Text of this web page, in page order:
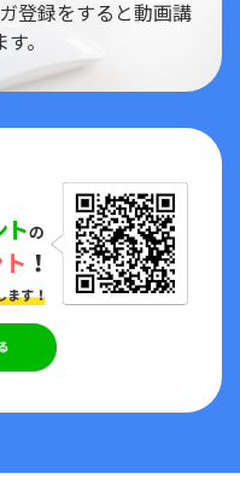
登録をすると動画講
。